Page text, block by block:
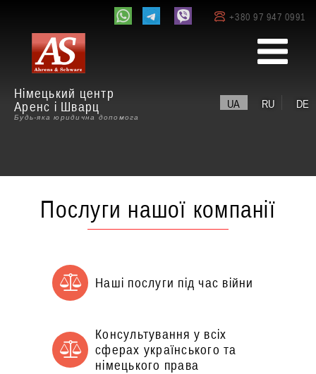
Німецький центр
Аренс і Шварц
Будь-яка юридична допомога
+380 97 947 0991
UA RU DE
Послуги нашої компанії
Наші послуги під час війни
Консультування у всіх
сферах українського та
німецького права